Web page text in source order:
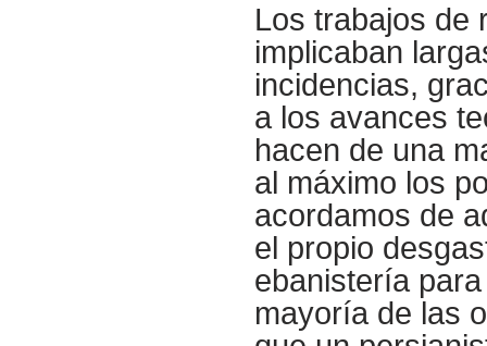
Los trabajos de
implicaban
incidencias,
a los avances
hacen de una
al máximo los
acordamos de
el propio
ebanistería
mayoría de las